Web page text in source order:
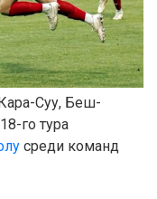
Суу, Беш-
го тура
среди команд